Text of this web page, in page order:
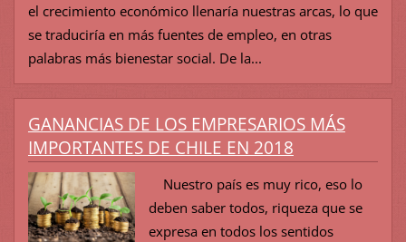
el crecimiento económico llenaría nuestras arcas, lo que
se traduciría en más fuentes de empleo, en otras
palabras más bienestar social. De la...
GANANCIAS DE LOS EMPRESARIOS MÁS
IMPORTANTES DE CHILE EN 2018
Nuestro país es muy rico, eso lo
deben saber todos, riqueza que se
expresa en todos los sentidos